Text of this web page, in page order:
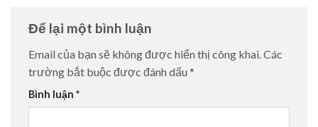
Để lại một bình luận
Email của bạn sẽ không được hiển thị công khai.Các
trường bắt buộc được đánh dấu *
Bình luận *